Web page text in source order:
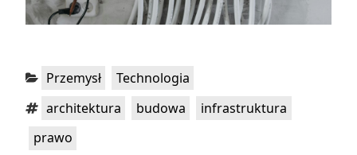
Kategorie:
Przemysł
Technologia
Tagi:architektura budowa infrastruktura
prawo